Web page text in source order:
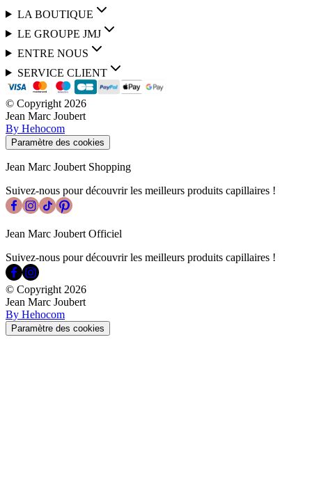
LA BOUTIQUE
LE GROUPE JMJ
ENTRE NOUS
SERVICE CLIENT
© Copyright 2026
Jean Marc Joubert
By Hehocom
Paramètre des cookies
Jean Marc Joubert Shopping
Suivez-nous pour découvrir les meilleurs produits capillaires !
Jean Marc Joubert Officiel
Suivez-nous pour découvrir les meilleurs produits capillaires !
© Copyright 2026
Jean Marc Joubert
By Hehocom
Paramètre des cookies